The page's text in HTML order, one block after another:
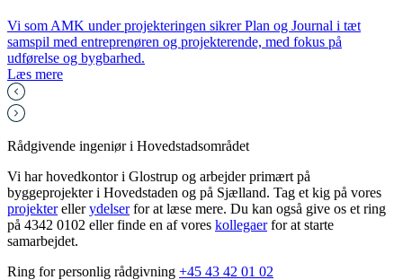
Vi som AMK under projekteringen sikrer Plan og Journal i tæt
samspil med entreprenøren og projekterende, med fokus på
udførelse og bygbarhed.
Læs mere
Rådgivende ingeniør i Hovedstadsområdet
Vi har hovedkontor i Glostrup og arbejder primært på
byggeprojekter i Hovedstaden og på Sjælland. Tag et kig på vores
projekterellerydelserfor at læse mere. Du kan også give os et ring
på 4342 0102 eller finde en af vores kollegaerfor at starte
samarbejdet.
Ring for personlig rådgivning +45 43 42 01 02